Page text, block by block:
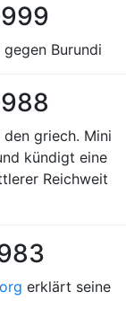
Burundi
griech. Mini
kündigt eine
Reichweit
erklärt seine